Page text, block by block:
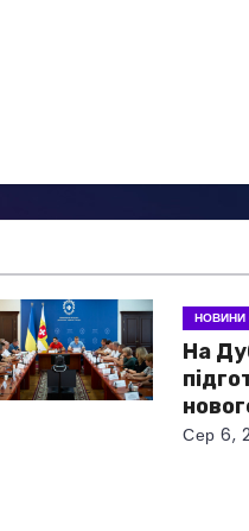
НОВИНИ
На
Сер 6,